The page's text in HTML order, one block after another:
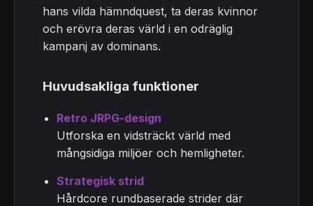
hans vilda hämndquest, ta deras kvinnor
och erövra deras värld i en odräglig
kampanj av dominans.
Huvudsakliga funktioner
Retro JRPG-design
Utforska en vidsträckt värld med
mångsidiga miljöer och hemligheter.
Strategisk strid
Hårdcore rundbaserade strider där